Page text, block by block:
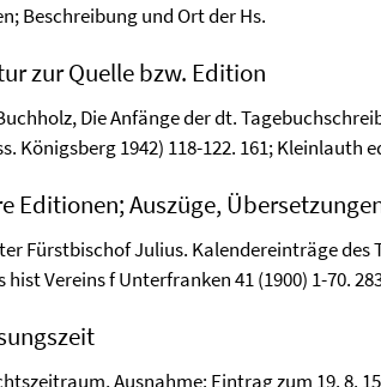
Beschreibung und Ort der Hs.
zur Quelle bzw. Edition
Die Anfänge der dt.
Königsberg 1942) 118-122. 161; Kleinlauth
Editionen; Auszüge,
Fürstbischof Julius. Kalendereinträge des
hist Vereins f Unterfranken 41 (1900) 1-70.
Ausnahme: Eintrag zum 19. 8.